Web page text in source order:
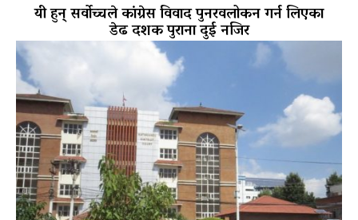
यी हुन् सर्वोच्चले कांग्रेस विवाद पुनरवलोकन गर्न लिएका
डेढ दशक पुराना दुई नजिर